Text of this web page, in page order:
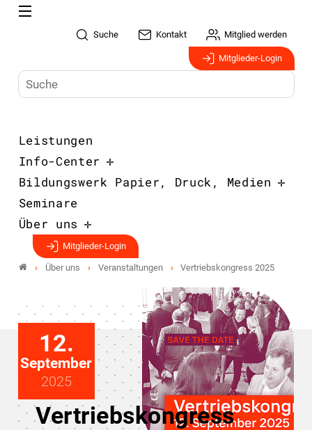
Suche Kontakt Mitglied werden
Mitglieder-Login
Leistungen
Info-Center
Bildungswerk Papier, Druck, Medien
Seminare
Über uns
Mitglieder-Login
Über uns Veranstaltungen Vertriebskongress 2025
12.
September
2025
Vertriebskongress